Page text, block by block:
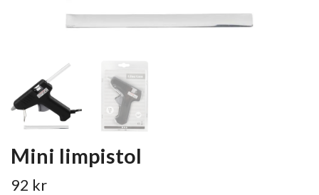
Mini limpistol
92 kr